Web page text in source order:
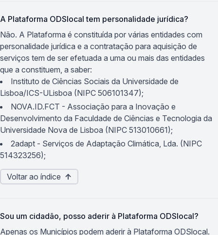
A Plataforma ODSlocal tem personalidade jurídica?
Não. A Plataforma é constituída por várias entidades com
personalidade jurídica e a contratação para aquisição de
serviços tem de ser efetuada a uma ou mais das entidades
que a constituem, a saber:
Instituto de Ciências Sociais da Universidade de
Lisboa/ICS-ULisboa (NIPC 506101347);
NOVA.ID.FCT - Associação para a Inovação e
Desenvolvimento da Faculdade de Ciências e Tecnologia da
Universidade Nova de Lisboa (NIPC 513010661);
2adapt - Serviços de Adaptação Climática, Lda. (NIPC
514323256);
Voltar ao índice ↑
Sou um cidadão, posso aderir à Plataforma ODSlocal?
Apenas os Municípios podem aderir à Plataforma ODSlocal.